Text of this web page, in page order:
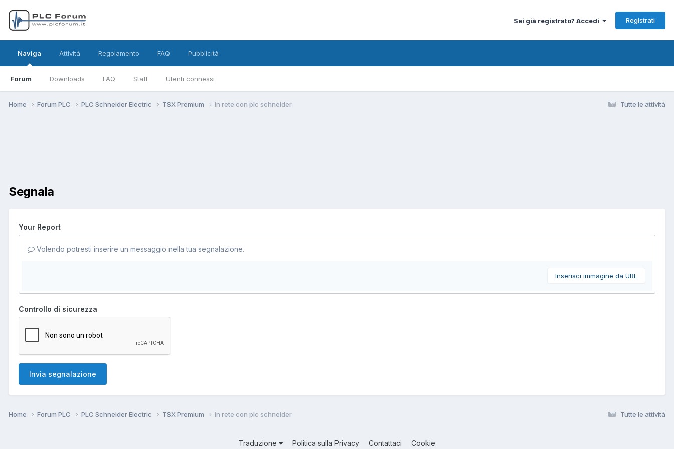
Sei già registrato? Accedi Registrati
Naviga
Forum Downloads FAQ Staff Utenti connessi
Attività Regolamento FAQ Pubblicità
Tutte le attività
Home Forum PLC PLC Schneider Electric TSX Premium in rete con plc schneider
Segnala
Your Report
Volendo potresti inserire un messaggio nella tua segnalazione.
Inserisci immagine da URL
Controllo di sicurezza
Invia segnalazione
Tutte le attività
Home Forum PLC PLC Schneider Electric TSX Premium in rete con plc schneider
Traduzione Politica sulla Privacy Contattaci Cookie